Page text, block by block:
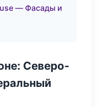
— Фасады и
Северо-